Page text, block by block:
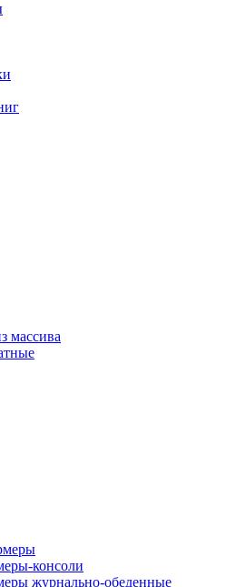
массива
консоли
журнально-обеденные